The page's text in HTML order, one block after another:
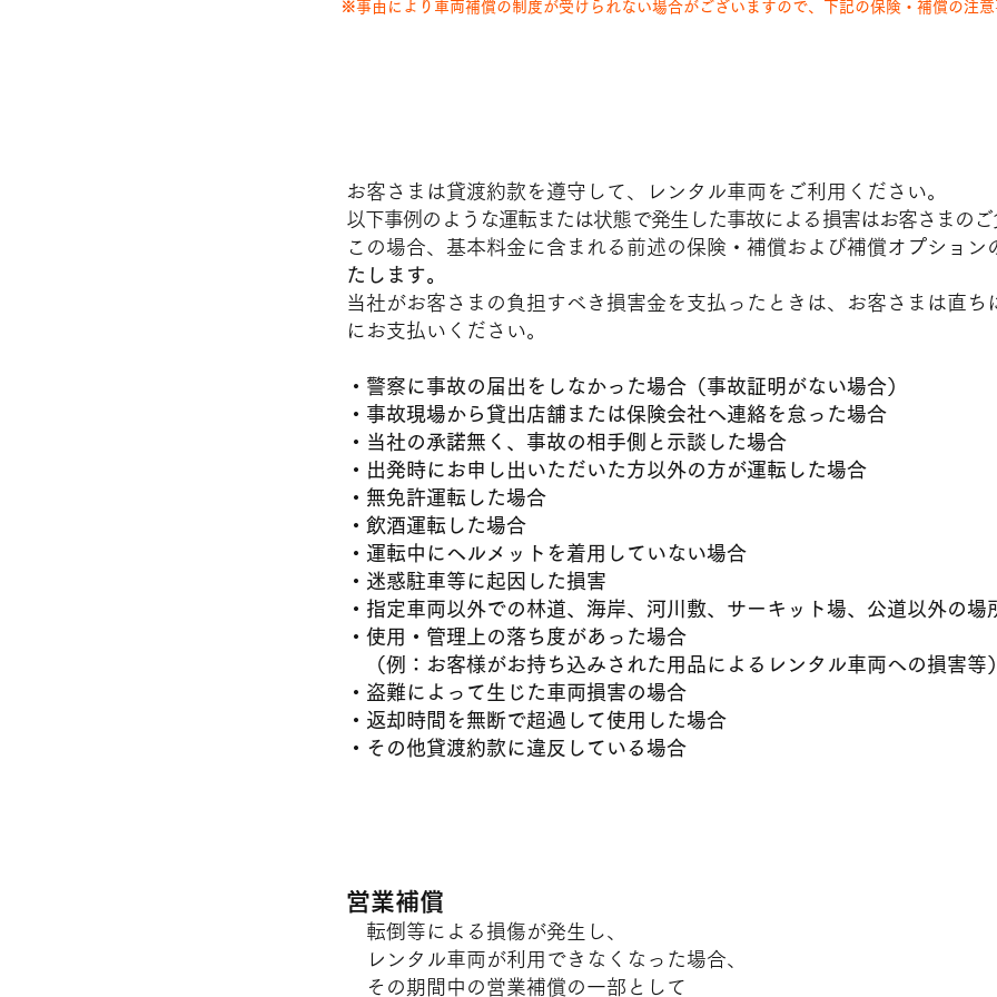
※事由により車両補償の制度が受けられない場合がございますので、下記の保険・補償の注
お客さまは貸渡約款を遵守して、レンタル車両をご利用ください。
以下事例のような運転または状態で発生した事故による損害はお客さまのご
この場合、基本料金に含まれる前述の保険・補償および補償オプション
たします。
当社がお客さまの負担すべき損害金を支払ったときは、お客さまは直ち
にお支払いください。
・警察に事故の届出をしなかった場合（事故証明がない場合）
・事故現場から貸出店舗または保険会社へ連絡を怠った場合
・当社の承諾無く、事故の相手側と示談した場合
・出発時にお申し出いただいた方以外の方が運転した場合
・無免許運転した場合
・飲酒運転した場合
・運転中にヘルメットを着用していない場合
・迷惑駐車等に起因した損害
・指定車両以外での林道、海岸、河川敷、サーキット場、公道以外の場
・使用・管理上の落ち度があった場合
（例：お客様がお持ち込みされた用品によるレンタル車両への損害等）
・盗難によって生じた車両損害の場合
・返却時間を無断で超過して使用した場合
・その他貸渡約款に違反している場合
営業補償
転倒等による損傷が発生し、
レンタル車両が利用できなくなった場合、
その期間中の営業補償の一部として